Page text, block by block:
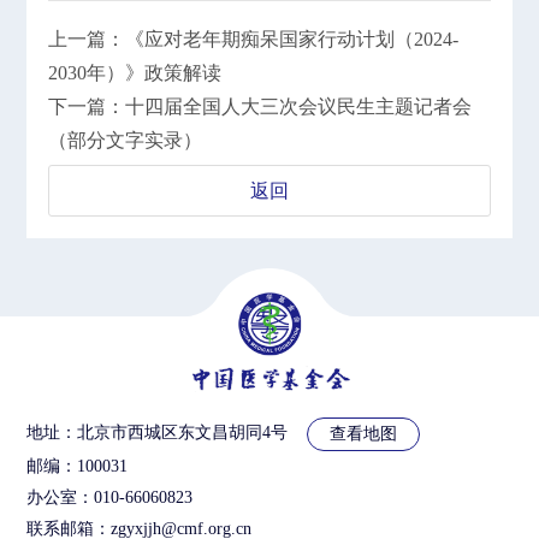
上一篇：《应对老年期痴呆国家行动计划（2024-
2030年）》政策解读
下一篇：十四届全国人大三次会议民生主题记者会
（部分文字实录）
返回
地址：北京市西城区东文昌胡同4号
查看地图
邮编：100031
办公室：010-66060823
联系邮箱：zgyxjjh@cmf.org.cn